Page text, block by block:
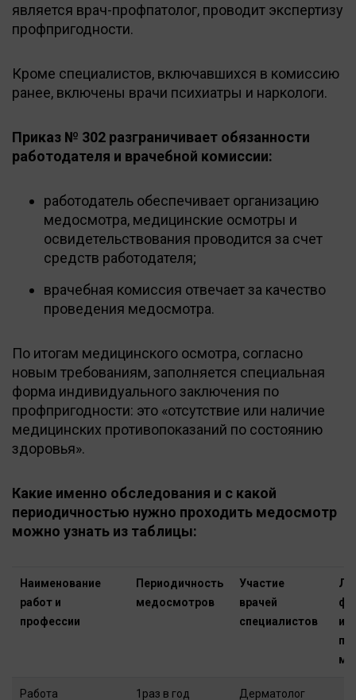
является врач-профпатолог, проводит экспертизу
профпригодности.
Кроме специалистов, включавшихся в комиссию
ранее, включены врачи психиатры и наркологи.
Приказ № 302 разграничивает обязанности
работодателя и врачебной комиссии:
работодатель обеспечивает организацию
медосмотра, медицинские осмотры и
освидетельствования проводится за счет
средств работодателя;
врачебная комиссия отвечает за качество
проведения медосмотра.
По итогам медицинского осмотра, согласно
новым требованиям, заполняется специальная
форма индивидуального заключения по
профпригодности: это «отсутствие или наличие
медицинских противопоказаний по состоянию
здоровья».
Какие именно обследования и с какой
периодичностью нужно проходить медосмотр
можно узнать из таблицы:
Наименование
работ и
профессии
Периодичность
медосмотров
Участие
врачей
специалистов
Работа 1раз в год Дерматолог